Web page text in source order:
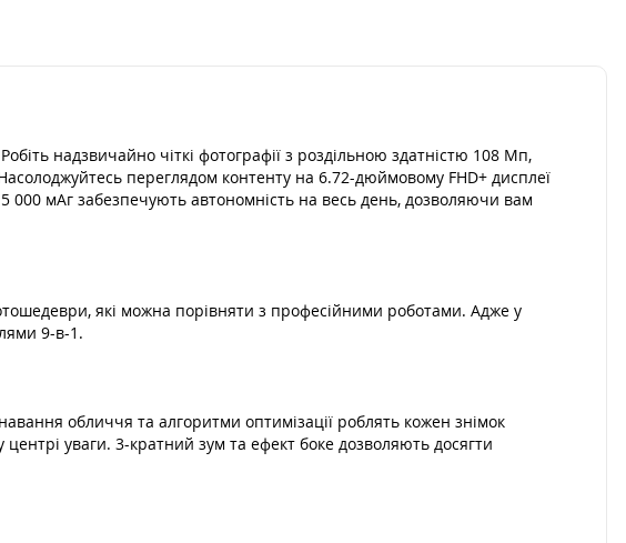
надзвичайно чіткі фотографії з роздільною здатністю 108 Мп,
переглядом контенту на 6.72-дюймовому FHD+ дисплеї
мАг забезпечують автономність на весь день, дозволяючи вам
які можна порівняти з професійними роботами. Адже у
9-в-1.
обличчя та алгоритми оптимізації роблять кожен знімок
уваги. 3-кратний зум та ефект боке дозволяють досягти